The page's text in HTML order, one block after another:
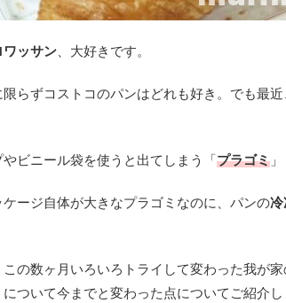
ワッサン 、大好きです。
限らずコストコのパンはどれも好き。でも最
ビニール袋を使うと出てしまう「プラゴミ 」
ケージ自体が大きなプラゴミなのに、パンの冷
この数ヶ月いろいろトライして変わった我が
について今までと変わった点についてご紹介し